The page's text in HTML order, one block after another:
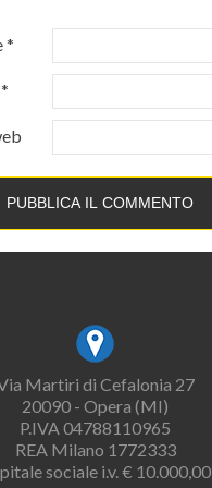
*
*
Martiri di Cefalonia 27
20090 - Opera (MI)
P.IVA 04788110965
REA Milano 1772333
sociale i.v. € 10.000,00